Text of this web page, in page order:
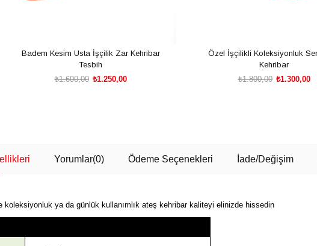
Badem Kesim Usta İşçilik Zar Kehribar
Tesbih
₺1.250,00
₺1.600,00
Özel İşçilikli Koleksiyonluk
Kehribar
₺1.300,00
₺1.800,00
Yorumlar(0) Ödeme Seçenekleri İade/Değişim
koleksiyonluk ya da günlük kullanımlık ateş kehribar kaliteyi elinizde hissedin